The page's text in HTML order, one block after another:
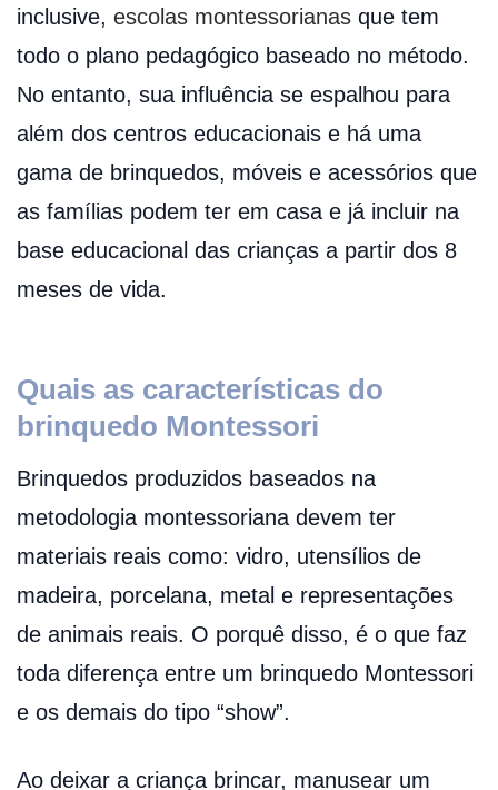
inclusive, escolas montessorianas que tem
todo o plano pedagógico baseado no método.
No entanto, sua influência se espalhou para
além dos centros educacionais e há uma
gama de brinquedos, móveis e acessórios que
as famílias podem ter em casa e já incluir na
base educacional das crianças a partir dos 8
meses de vida.
Quais as características do
brinquedo Montessori
Brinquedos produzidos baseados na
metodologia montessoriana devem ter
materiais reais como: vidro, utensílios de
madeira, porcelana, metal e representações
de animais reais. O porquê disso, é o que faz
toda diferença entre um brinquedo Montessori
e os demais do tipo “show”.
Ao deixar a criança brincar, manusear um